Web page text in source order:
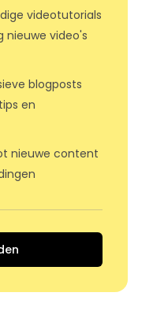
videotutorials
nieuwe video's
blogposts
en
nieuwe content